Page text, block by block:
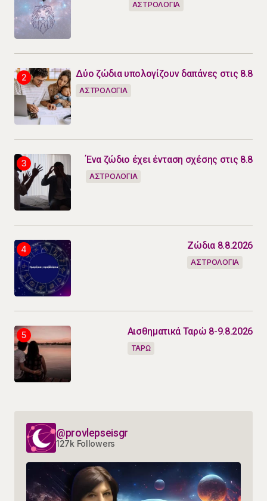
ΑΣΤΡΟΛΟΓΙΑ
Δύο ζώδια υπολογίζουν δαπάνες στις 8.8
ΑΣΤΡΟΛΟΓΙΑ
Ένα ζώδιο έχει ένταση σχέσης στις 8.8
ΑΣΤΡΟΛΟΓΙΑ
Ζώδια 8.8.2026
ΑΣΤΡΟΛΟΓΙΑ
Αισθηματικά Ταρώ 8-9.8.2026
ΤΑΡΩ
@provlepseisgr
127k Followers